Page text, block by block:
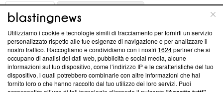
ABOUT
Questa sezione offre informazioni trasparenti su Blasting
News, sui nostri processi editoriali e su come ci impegniamo a
creare news di qualità. Inoltre, afferma la nostra aderenza a
‘Trust Project - News with Integrity’Blasting News non è
ancora membro del programma, ma ha richiesto di farne
Utilizziamo i cookie e tecnologie simili di tracciamento per fornirti un servizio
personalizzato rispetto alle tue esigenze di navigazione e per analizzare il
nostro traffico. Raccogliamo e condividiamo con i nostri 1624partner che si
occupano di analisi dei dati web, pubblicità e social media, alcune
informazioni sul tuo dispositivo, come l’indirizzo IP e le caratteristiche del tuo
dispositivo, i quali potrebbero combinarle con altre informazioni che hai
fornito loro o che hanno raccolto dal tuo utilizzo dei loro servizi. Puoi